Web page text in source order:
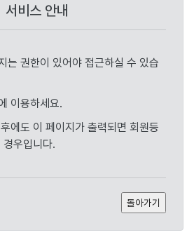
서비스 안내
는 권한이 있어야 접근하실 수 있습
이용하세요.
에도 이 페이지가 출력되면 회원등
우입니다.